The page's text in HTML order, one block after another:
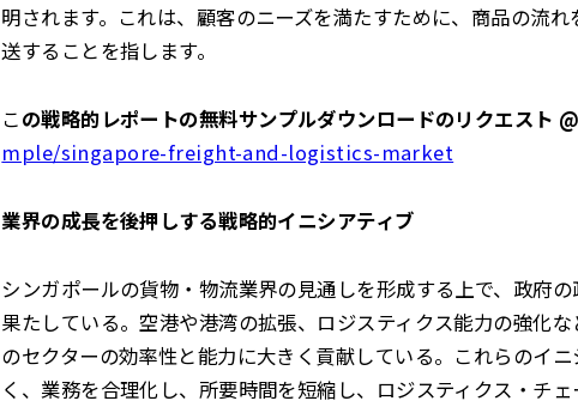
明されます。これは、顧客のニーズを満たすために、商品の流
送することを指します。
この戦略的レポートの無料サンプルダウンロードのリクエスト @
mple/singapore-freight-and-logistics-market
業界の成長を後押しする戦略的イニシアティブ
シンガポールの貨物・物流業界の見通しを形成する上で、政府
果たしている。空港や港湾の拡張、ロジスティクス能力の強化
のセクターの効率性と能力に大きく貢献している。これらのイ
く、業務を合理化し、所要時間を短縮し、ロジスティクス・チ